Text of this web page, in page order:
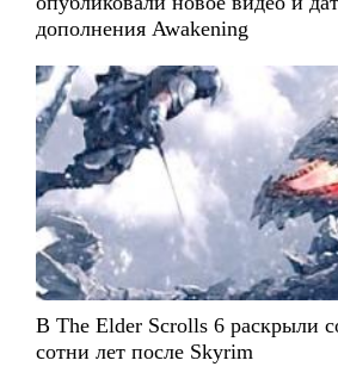
дополнения Awakening
В The Elder Scrolls 6 раскрыли
сотни лет после Skyrim